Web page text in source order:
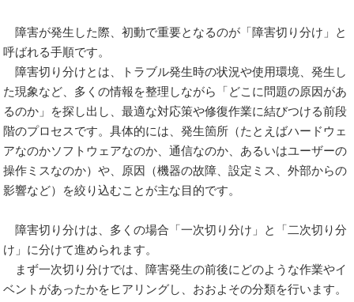
障害が発生した際、初動で重要となるのが「障害切り分け」と
呼ばれる手順です。
障害切り分けとは、トラブル発生時の状況や使用環境、発生し
た現象など、多くの情報を整理しながら「どこに問題の原因があ
るのか」を探し出し、最適な対応策や修復作業に結びつける前段
階のプロセスです。具体的には、発生箇所（たとえばハードウェ
アなのかソフトウェアなのか、通信なのか、あるいはユーザーの
操作ミスなのか）や、原因（機器の故障、設定ミス、外部からの
影響など）を絞り込むことが主な目的です。
障害切り分けは、多くの場合「一次切り分け」と「二次切り分
け」に分けて進められます。
まず一次切り分けでは、障害発生の前後にどのような作業やイ
ベントがあったかをヒアリングし、おおよその分類を行います。